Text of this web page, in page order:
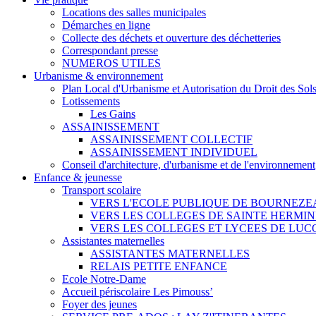
Locations des salles municipales
Démarches en ligne
Collecte des déchets et ouverture des déchetteries
Correspondant presse
NUMEROS UTILES
Urbanisme & environnement
Plan Local d'Urbanisme et Autorisation du Droit des Sols
Lotissements
Les Gains
ASSAINISSEMENT
ASSAINISSEMENT COLLECTIF
ASSAINISSEMENT INDIVIDUEL
Conseil d'architecture, d'urbanisme et de l'environnement
Enfance & jeunesse
Transport scolaire
VERS L'ECOLE PUBLIQUE DE
VERS LES COLLEGES DE SAINTE
VERS LES COLLEGES ET LYCEES DE
Assistantes maternelles
ASSISTANTES MATERNELLES
RELAIS PETITE ENFANCE
Ecole Notre-Dame
Accueil périscolaire Les Pimouss’
Foyer des jeunes